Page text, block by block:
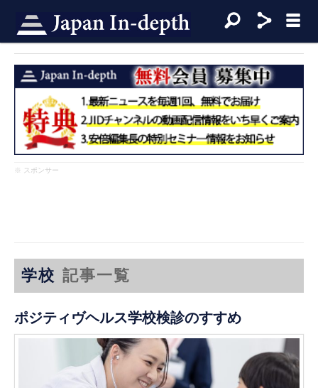
※ スポンサー
学校 記事一覧
ポジティヴヘルス学校検診のすすめ